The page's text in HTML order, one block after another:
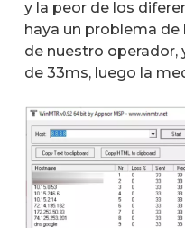
y la peor de los
haya un problema
de nuestro operador,
de 33ms, luego la